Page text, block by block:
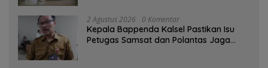
2 Agustus 2026 0 Komentar
Kepala Bappenda Kalsel Pastikan Isu
Petugas Samsat dan Polantas Jaga